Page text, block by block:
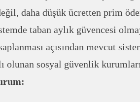
daha düşük ücretten prim
taban aylık güvencesi
açısından mevcut
olunan sosyal güvenlik